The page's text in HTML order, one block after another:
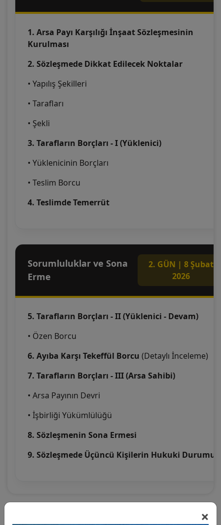
×
1. Arsa Payı Karşılığı İnşaat Sözleşmesinin
Kurulması
2. Sözleşmede Dikkat Edilecek Noktalar
• Yapılış Şekilleri
• Tarafları
• Şekli
3. Tarafların Borçları - I (Yüklenici)
• Yüklenicinin Borçları
• Teslim Borcu
4. Teslimde Temerrüt
Sorumluluklar ve Sona
Erme
2. GÜN | 8 Şubat
2026
5. Tarafların Borçları - II (Yüklenici - Devam)
• Özen Borcu
6. Ayıba Karşı Tekeffül Borcu (Detaylı İnceleme)
7. Tarafların Borçları - III (Arsa Sahibi)
• Arsa Payının Devri
• İşbirliği Yükümlülüğü
8. Sözleşmenin Sona Ermesi
9. Sözleşmede Üçüncü Kişilerin Hukuki Durumu